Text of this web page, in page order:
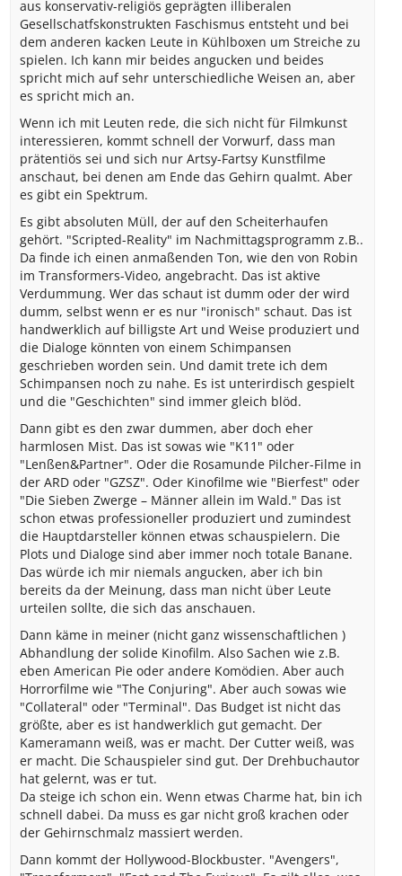
aus konservativ-religiös geprägten illiberalen
Gesellschatfskonstrukten Faschismus entsteht und bei
dem anderen kacken Leute in Kühlboxen um Streiche zu
spielen. Ich kann mir beides angucken und beides
spricht mich auf sehr unterschiedliche Weisen an, aber
es spricht mich an.
Wenn ich mit Leuten rede, die sich nicht für Filmkunst
interessieren, kommt schnell der Vorwurf, dass man
prätentiös sei und sich nur Artsy-Fartsy Kunstfilme
anschaut, bei denen am Ende das Gehirn qualmt. Aber
es gibt ein Spektrum.
Es gibt absoluten Müll, der auf den Scheiterhaufen
gehört. "Scripted-Reality" im Nachmittagsprogramm z.B..
Da finde ich einen anmaßenden Ton, wie den von Robin
im Transformers-Video, angebracht. Das ist aktive
Verdummung. Wer das schaut ist dumm oder der wird
dumm, selbst wenn er es nur "ironisch" schaut. Das ist
handwerklich auf billigste Art und Weise produziert und
die Dialoge könnten von einem Schimpansen
geschrieben worden sein. Und damit trete ich dem
Schimpansen noch zu nahe. Es ist unterirdisch gespielt
und die "Geschichten" sind immer gleich blöd.
Dann gibt es den zwar dummen, aber doch eher
harmlosen Mist. Das ist sowas wie "K11" oder
"Lenßen&Partner". Oder die Rosamunde Pilcher-Filme in
der ARD oder "GZSZ". Oder Kinofilme wie "Bierfest" oder
"Die Sieben Zwerge – Männer allein im Wald." Das ist
schon etwas professioneller produziert und zumindest
die Hauptdarsteller können etwas schauspielern. Die
Plots und Dialoge sind aber immer noch totale Banane.
Das würde ich mir niemals angucken, aber ich bin
bereits da der Meinung, dass man nicht über Leute
urteilen sollte, die sich das anschauen.
Dann käme in meiner (nicht ganz wissenschaftlichen )
Abhandlung der solide Kinofilm. Also Sachen wie z.B.
eben American Pie oder andere Komödien. Aber auch
Horrorfilme wie "The Conjuring". Aber auch sowas wie
"Collateral" oder "Terminal". Das Budget ist nicht das
größte, aber es ist handwerklich gut gemacht. Der
Kameramann weiß, was er macht. Der Cutter weiß, was
er macht. Die Schauspieler sind gut. Der Drehbuchautor
hat gelernt, was er tut.
Da steige ich schon ein. Wenn etwas Charme hat, bin ich
schnell dabei. Da muss es gar nicht groß krachen oder
der Gehirnschmalz massiert werden.
Dann kommt der Hollywood-Blockbuster. "Avengers",